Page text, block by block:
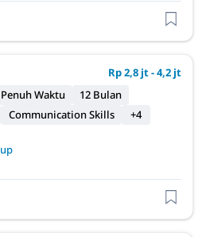
Rp 2,8 jt - 4,2 jt
Penuh Waktu
12 Bulan
Communication Skills +4